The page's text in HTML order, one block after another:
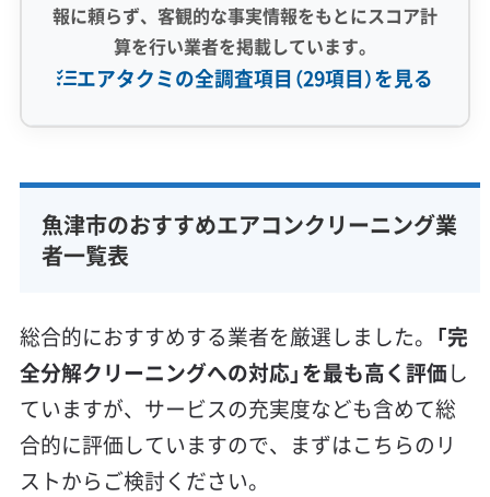
報に頼らず、客観的な事実情報をもとにスコア計
算を行い業者を掲載しています。
エアタクミの全調査項目（29項目）を見る
完全分解洗浄 部分クリーニング
実績10年以上
資格保有スタッフ
保証付き アフターフォロー
女性スタッフ在籍
エコ洗剤使用
アレルギー対策
ハウスダスト除去
利便性・サービス (12)
魚津市のおすすめエアコンクリーニング業
者一覧表
総合的におすすめする業者を厳選しました。 「完
全分解クリーニングへの対応」を最も高く評価し
ていますが、サービスの充実度なども含めて総
合的に評価していますので、まずはこちらのリ
ストからご検討ください。